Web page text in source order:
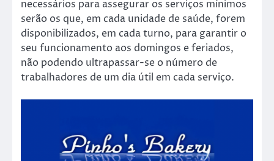
necessários para assegurar os serviços mínimos
serão os que, em cada unidade de saúde, forem
disponibilizados, em cada turno, para garantir o
seu funcionamento aos domingos e feriados,
não podendo ultrapassar-se o número de
trabalhadores de um dia útil em cada serviço.